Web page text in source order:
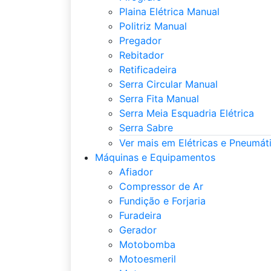
Plaina Elétrica Manual
Politriz Manual
Pregador
Rebitador
Retificadeira
Serra Circular Manual
Serra Fita Manual
Serra Meia Esquadria Elétrica
Serra Sabre
Ver mais em Elétricas e
Máquinas e Equipamentos
Afiador
Compressor de Ar
Fundição e Forjaria
Furadeira
Gerador
Motobomba
Motoesmeril